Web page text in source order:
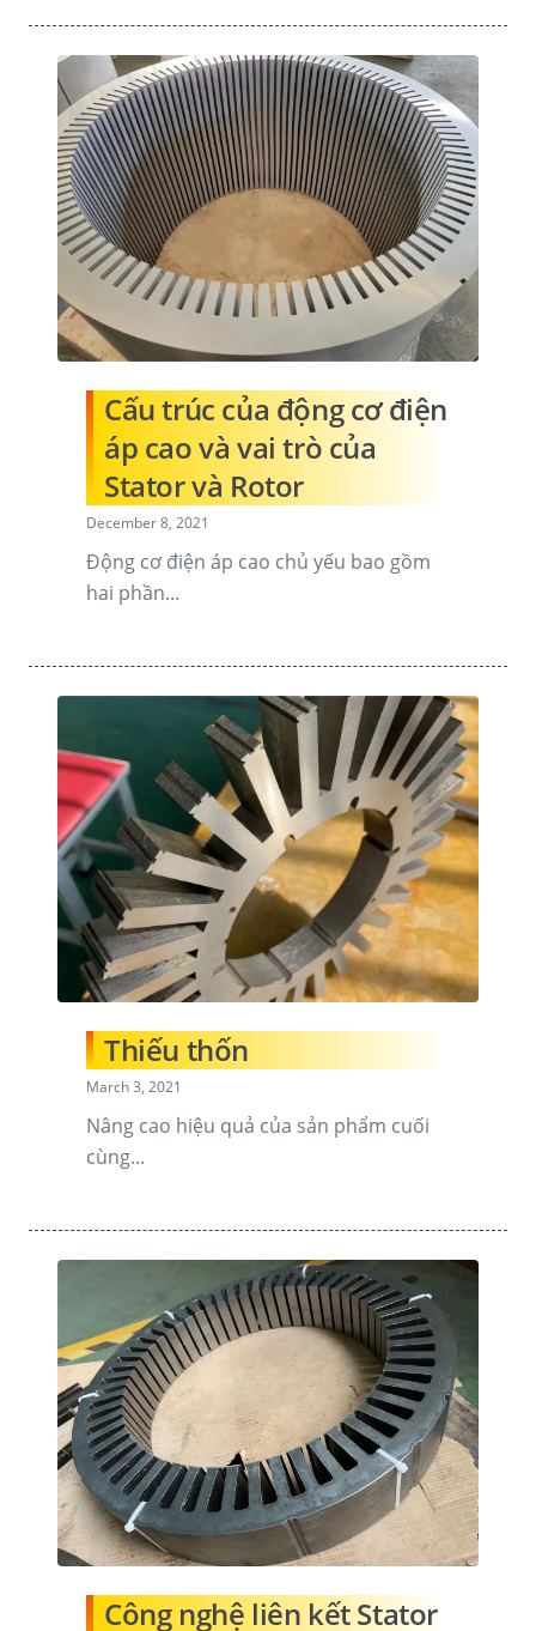
Cấu trúc của động cơ điện
áp cao và vai trò của
Stator và Rotor
December 8, 2021
Động cơ điện áp cao chủ yếu bao gồm
hai phần...
Thiếu thốn
March 3, 2021
Nâng cao hiệu quả của sản phẩm cuối
cùng...
Công nghệ liên kết Stator